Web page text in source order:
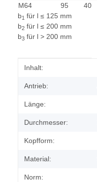
M64
95 40
b1 für l ≤ 125 mm
b2 für l ≤ 200 mm
b3 für l > 200 mm
Produkteigenschaft
Wert
Inhalt:
Antrieb:
Länge:
Durchmesser:
Kopfform:
Material:
Norm: